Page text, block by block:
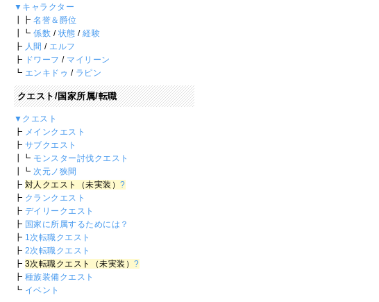
▼キャラクター
┃┣名誉＆爵位
┃┗係数 / 状態 /経験
┣ 人間 / エルフ
┣ ドワーフ / マイリーン
┗ エンキドゥ / ラピン
クエスト/国家所属/転職
▼クエスト
┣ メインクエスト
┣ サブクエスト
┃┗ モンスター討伐クエスト
┃┗ 次元ノ狭間
┣ 対人クエスト（未実装）?
┣ クランクエスト
┣ デイリークエスト
┣ 国家に所属するためには？
┣ 1次転職クエスト
┣ 2次転職クエスト
┣ 3次転職クエスト（未実装）?
┣ 種族装備クエスト
┗ イベント